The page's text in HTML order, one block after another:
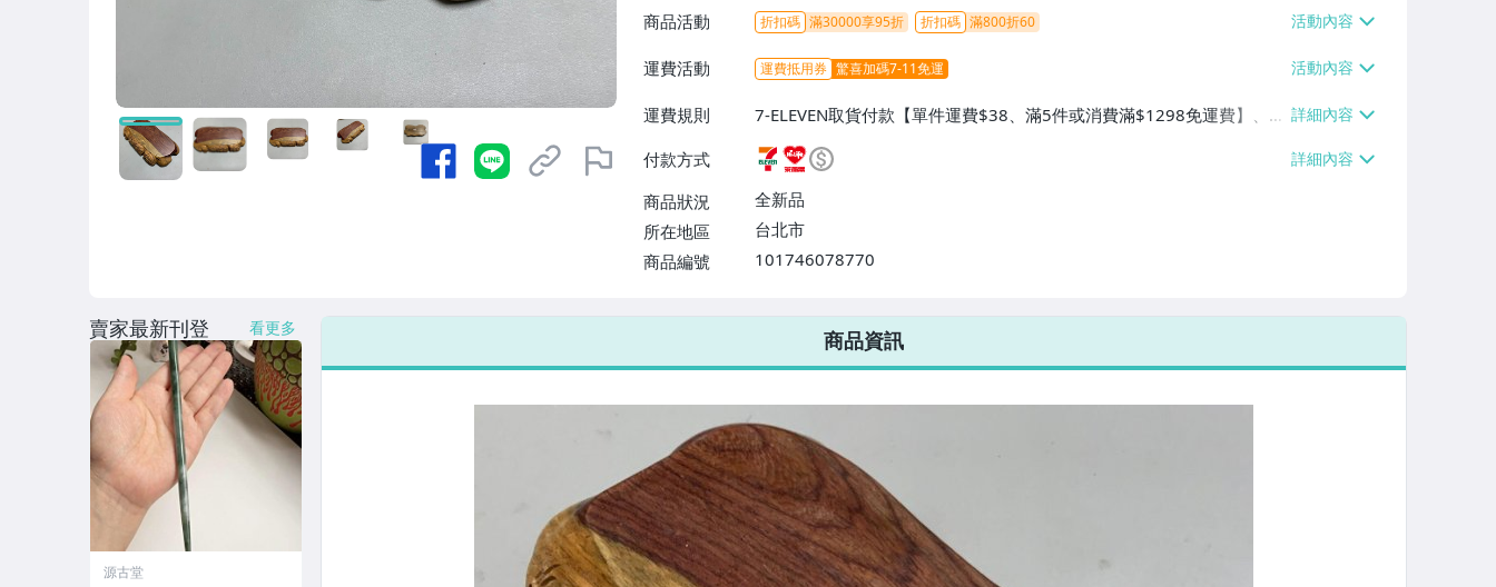
商品活動 折扣碼 滿30000享95折 折扣碼 滿800折60
運費活動 運費抵用券 驚喜加碼7-11免運
運費規則
7-ELEVEN取貨付款【單件運費$38、滿5件或消費滿$1298免運費】、7-
ELEVEN取貨不付款【免運費】、萊爾富取貨付款【單件運費$60、滿5件
或消費滿$1298免運費】、宅配/貨運【單件運費$120、滿5件或消費滿
$1598免運費】
付款方式
商品狀況
全新品
所在地區
台北市
商品編號
101746078770
7-ELEVEN 運費只要38元
不限金額、筆數，筆筆優惠無限次！
商品資訊
賣家最新刊登 看更多
源古堂